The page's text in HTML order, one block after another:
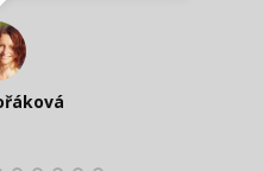
Štěpánová